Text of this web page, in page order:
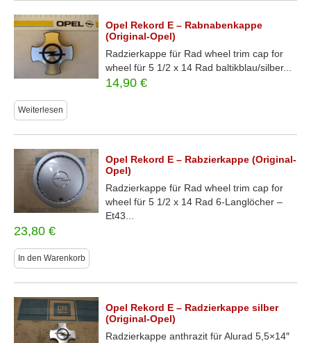
Opel Rekord E – Rabnabenkappe
(Original-Opel)
Radzierkappe für Rad wheel trim cap for
wheel für 5 1/2 x 14 Rad baltikblau/silber...
14,90€
Weiterlesen
Opel Rekord E – Rabzierkappe (Original-
Opel)
Radzierkappe für Rad wheel trim cap for
wheel für 5 1/2 x 14 Rad 6-Langlöcher –
Et43...
23,80 €
In den Warenkorb
Opel Rekord E – Radzierkappe silber
(Original-Opel)
Radzierkappe anthrazit für Alurad 5,5×14″